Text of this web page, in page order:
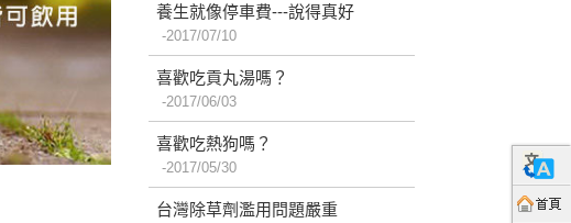
養生就像停車費---說得真好
2017/07/10
喜歡吃貢丸湯嗎？
2017/06/03
喜歡吃熱狗嗎？
2017/05/30
台灣除草劑濫用問題嚴重